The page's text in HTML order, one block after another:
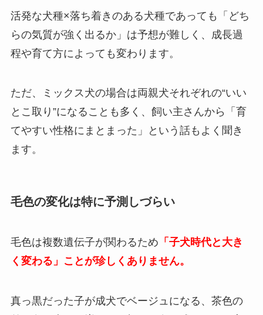
活発な犬種×落ち着きのある犬種であっても「どち
らの気質が強く出るか」は予想が難しく、成長過
程や育て方によっても変わります。
ただ、ミックス犬の場合は両親犬それぞれの“いい
とこ取り”になることも多く、飼い主さんから「育
てやすい性格にまとまった」という話もよく聞き
ます。
毛色の変化は特に予測しづらい
毛色は複数遺伝子が関わるため 「子犬時代と大き
く変わる」ことが珍しくありません。
真っ黒だった子が成犬でベージュになる、茶色の